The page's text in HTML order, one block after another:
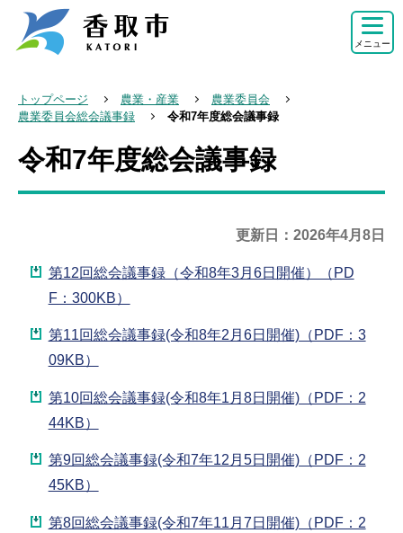
メニュー
トップページ 農業・産業
農業委員会
農業委員会総会議事録
令和7年度総会議事録
本
ら
令和7年度総会議事録
更新日：2026年4月8日
第12回総会議事録（令和8年3月6日開催）（PD
F：300KB）
第11回総会議事録(令和8年2月6日開催)（PDF：3
09KB）
第10回総会議事録(令和8年1月8日開催)（PDF：2
44KB）
第9回総会議事録(令和7年12月5日開催)（PDF：2
45KB）
第8回総会議事録(令和7年11月7日開催)（PDF：2